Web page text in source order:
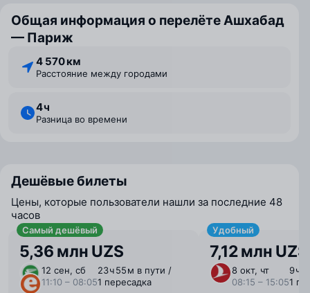
Общая информация о перелёте Ашхабад
— Париж
4 570 км
Расстояние между городами
4 ⁠ч
Разница во времени
Дешёвые билеты
Цены, которые пользователи нашли за последние 48
часов
Самый дешёвый
5,36 млн UZS
12 сен, сб
11:10 – 08:05
23 ⁠ч 55 ⁠м в пути /
1 пересадка
Удобный
7,12 млн UZS
8 окт, чт
08:15 – 15:05
9 ⁠ч
1